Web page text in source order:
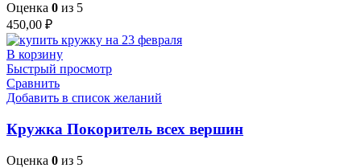
Оценка 0 из 5
450,00 ₽
В корзину
Быстрый просмотр
Сравнить
Добавить в список желаний
Кружка Покоритель всех вершин
Оценка 0 из 5